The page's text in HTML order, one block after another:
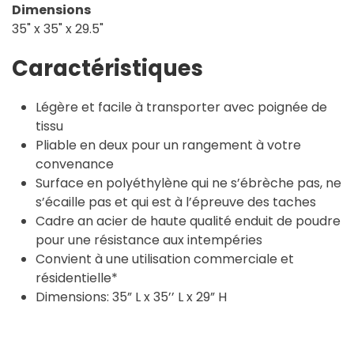
Dimensions
35" x 35" x 29.5"
Caractéristiques
Légère et facile à transporter avec poignée de
tissu
Pliable en deux pour un rangement à votre
convenance
Surface en polyéthylène qui ne s’ébrèche pas, ne
s’écaille pas et qui est à l’épreuve des taches
Cadre an acier de haute qualité enduit de poudre
pour une résistance aux intempéries
Convient à une utilisation commerciale et
résidentielle*
Dimensions: 35” L x 35’’ L x 29” H